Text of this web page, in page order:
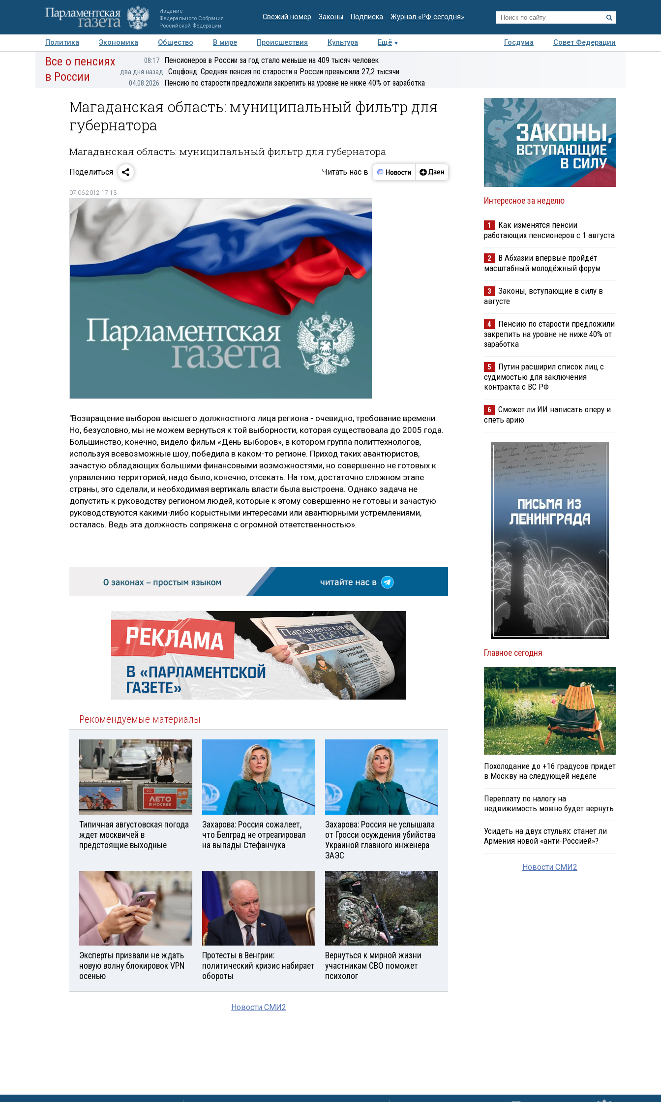
Издание
Федерального Собрания
Российской Федерации
Свежий номер Законы Подписка Журнал «РФ сегодня»
Политика Экономика Общество В мире Происшествия Культура Ещё Госдума
Совет Федерации
Авторы Персоны Мнения Регионы Медиацентр Интервью Колумнисты
Все о пенсиях
в России
08:17 Пенсионеров в России за год стало меньше на 409 тысяч человек
два дня назад Соцфонд: Средняя пенсия по старости в России превысила 27,2 тысячи
04.08.2026 Пенсию по старости предложили закрепить на уровне не ниже 40% от заработка
Магаданская область: муниципальный фильтр для
губернатора
Магаданская область: муниципальный фильтр для губернатора
Поделиться Читать нас в
07.06.2012 17:13
"Возвращение выборов высшего должностного лица региона - очевидно, требование времени.
Но, безусловно, мы не можем вернуться к той выборности, которая существовала до 2005 года.
Большинство, конечно, видело фильм «День выборов», в котором группа политтехнологов,
используя всевозможные шоу, победила в каком-то регионе. Приход таких авантюристов,
зачастую обладающих большими финансовыми возможностями, но совершенно не готовых к
управлению территорией, надо было, конечно, отсекать. На том, достаточно сложном этапе
страны, это сделали, и необходимая вертикаль власти была выстроена. Однако задача не
допустить к руководству регионом людей, которые к этому совершенно не готовы и зачастую
руководствуются какими-либо корыстными интересами или авантюрными устремлениями,
осталась. Ведь эта должность сопряжена с огромной ответственностью».
Рекомендуемые материалы
Типичная августовская погода
ждет москвичей в
предстоящие выходные
Захарова: Россия сожалеет,
что Белград не отреагировал
на выпады Стефанчука
Захарова: Россия не услышала
от Гросси осуждения убийства
Украиной главного инженера
ЗАЭС
Эксперты призвали не ждать
новую волну блокировок VPN
осенью
Протесты в Венгрии:
политический кризис набирает
обороты
Вернуться к мирной жизни
участникам СВО поможет
психолог
Новости СМИ2
Интересное за неделю
1
Как изменятся пенсии
работающих пенсионеров с 1 августа
2
В Абхазии впервые пройдёт
масштабный молодёжный форум
3
Законы, вступающие в силу в
августе
4
Пенсию по старости предложили
закрепить на уровне не ниже 40% от
заработка
5
Путин расширил список лиц с
судимостью для заключения
контракта с ВС РФ
6
Сможет ли ИИ написать оперу и
спеть арию
Главное сегодня
Похолодание до +16 градусов придет
в Москву на следующей неделе
Переплату по налогу на
недвижимость можно будет вернуть
Усидеть на двух стульях: станет ли
Армения новой «анти-Россией»?
Новости СМИ2